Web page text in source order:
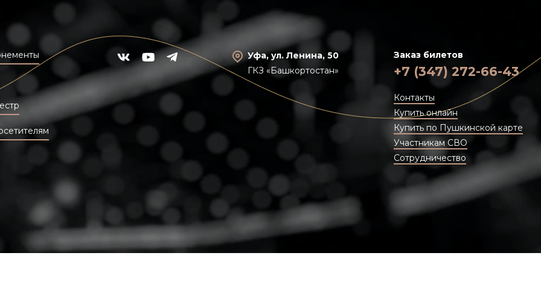
Уфа, ул. Ленина, 50
ГКЗ «Башкортостан»
Заказ билетов
+7 (347) 272-66-43
Контакты
Купить онлайн
Купить по Пушкинской карте
Участникам СВО
Сотрудничество